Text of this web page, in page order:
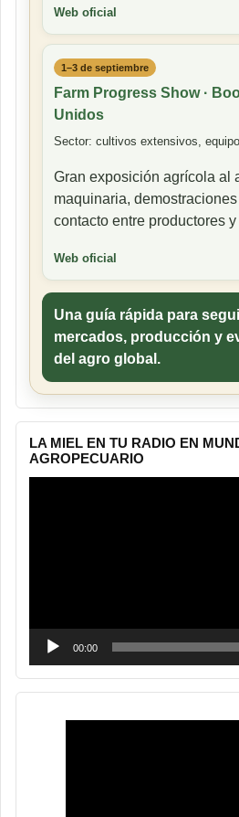
Web oficial
1–3 de septiembre
Farm Progress Show ·
Unidos
Sector: cultivos extensivos,
Gran exposición agrícola al
maquinaria,
contacto entre productores
Web oficial
Una guía rápida para
mercados, producción y
del agro global.
LA MIEL EN TU RADIO EN
AGROPECUARIO
00:00